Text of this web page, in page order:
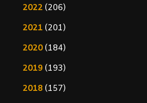
2022 (206)
2021 (201)
2020(184)
2019(193)
2018(157)